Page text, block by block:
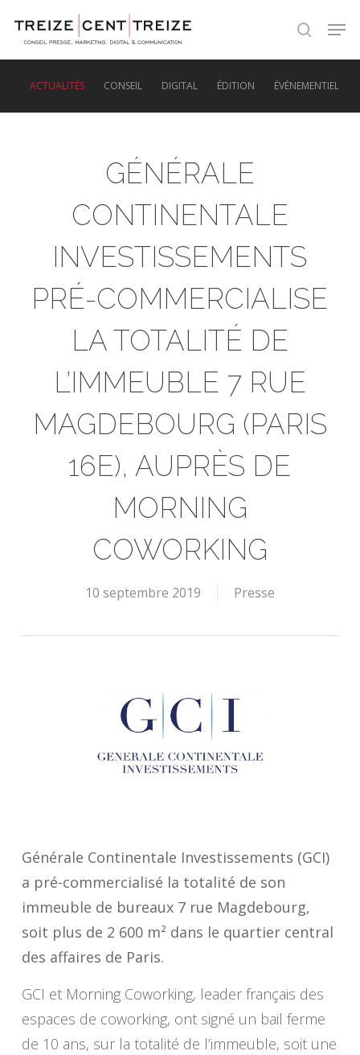
search
ACTUALITÉS CONSEIL DIGITAL ÉDITION ÉVÉNEMENTIEL
GÉNÉRALE
CONTINENTALE
INVESTISSEMENTS
PRÉ-COMMERCIALISE
LA TOTALITÉ DE
L’IMMEUBLE 7 RUE
MAGDEBOURG (PARIS
16E), AUPRÈS DE
MORNING
COWORKING
10 septembre 2019 Presse
Générale Continentale Investissements (GCI)
a pré-commercialisé la totalité de son
immeuble de bureaux 7 rue Magdebourg,
soit plus de 2 600 m² dans le quartier central
des affaires de Paris.
GCI et Morning Coworking, leader français des
espaces de coworking, ont signé un bail ferme
de 10 ans, sur la totalité de l’immeuble, soit une